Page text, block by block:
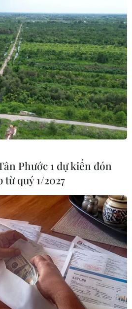
cho biết đơn vị đã
khoảng 20 tỷ đồng cho
nguyện viên thử nghiệm
19.
Quang - Phó Cục trưởng
và Đào tạo (Bộ Y tế) cho
tất cả các thử nghiệm
để giảm bớt rủi ro, bao giờ
yêu cầu đơn vị sản xuất
hợp có biến cố ngoài
hạn như có liên quan đến
cứu sẽ được bảo hiểm
(Vietnam+)
Phước 1 dự kiến đón
quý 1/2027